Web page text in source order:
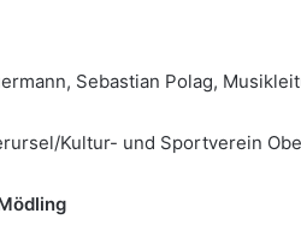
Sebastian Polag,
Kultur- und Sportverein